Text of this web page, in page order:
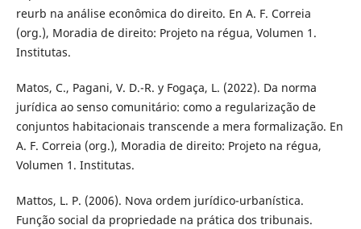
reurb na análise econômica do direito. En A. F. Correia
(org.), Moradia de direito: Projeto na régua, Volumen 1.
Institutas.
Matos, C., Pagani, V. D.-R. y Fogaça, L. (2022). Da norma
jurídica ao senso comunitário: como a regularização de
conjuntos habitacionais transcende a mera formalização. En
A. F. Correia (org.), Moradia de direito: Projeto na régua,
Volumen 1. Institutas.
Mattos, L. P. (2006). Nova ordem jurídico-urbanística.
Função social da propriedade na prática dos tribunais.